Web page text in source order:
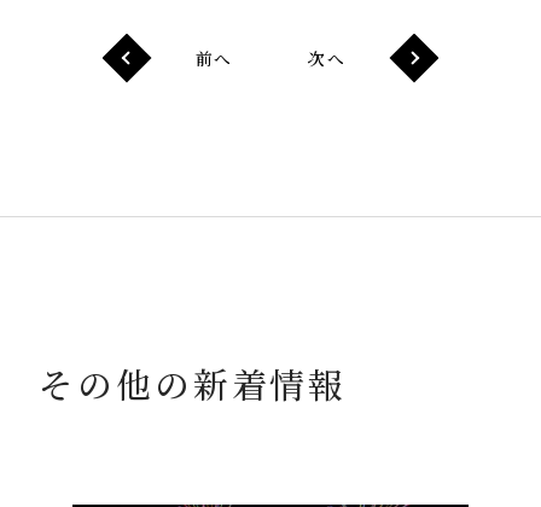
前へ 次へ
その他の新着情報